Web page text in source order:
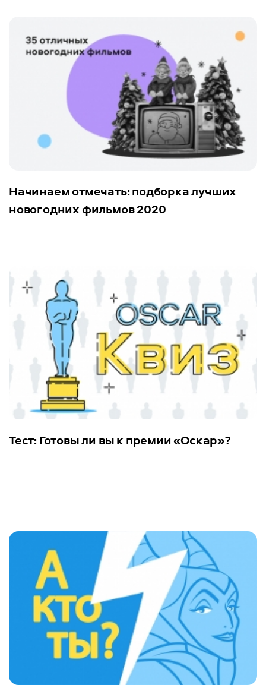
Начинаем отмечать: подборка лучших
новогодних фильмов 2020
Тест: Готовы ли вы к премии «Оскар»?